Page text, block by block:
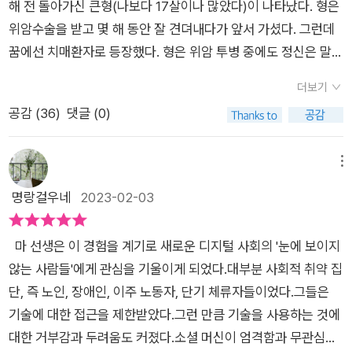
해 전 돌아가신 큰형(나보다 17살이나 많았다)이 나타났다. 형은
위암수술을 받고 몇 해 동안 잘 견뎌내다가 앞서 가셨다. 그런데
꿈에선 치매환자로 등장했다. 형은 위암 투병 중에도 정신은 말짱
수말로는 형이 긴 호흡으로 읽는 시리즈물, 대하소설 등을 즐겨
읽었다고 한다. 그런데 꿈에선 치매환자다. 방에는 형 혼자인줄
병로봇’이다. 환자가 일어나서 가스레인지 쪽으로 걸어가자 로봇
이 참견한다. 정중한 듯 무게감이 실려 있다. “뭐 하시게요? 내가
해드릴게요.” 환자가 주춤한다. 그리고 문을 향해 발을 옮기자 뒤
죠..” 치매환자는 나가려던 것을 포기하고, 아무 말 없이 다시 몸
을 돌려 소파에 앉는다. 로봇이 가슴을 열며 모니터 스위치를 켠
다. 치매환자를 위한 인지활동 프로그램이 잔뜩이다. 꿈이 얼마나
선명한지 아침에도 리얼하게 남아있었다. 가만히 생각해보니 이
런 꿈을 꾼 것이 이 책 『AI 2041』탓이다. 책을 거의 다 읽어가던
더보기
공감 (36) 댓글 (0)
명랑걸우네 2023-02-03
마 선생은 이 경험을 계기로 새로운 디지털 사회의 '눈에 보이지
않는 사람들'에게 관심을 기울이게 되었다.대부분 사회적 취약 집
단, 즉 노인, 장애인, 이주 노동자, 단기 체류자들이었다.그들은
기술에 대한 접근을 제한받았다.그런 만큼 기술을 사용하는 것에
대한 거부감과 두려움도 커졌다.소셜 머신이 엄격함과 무관심으